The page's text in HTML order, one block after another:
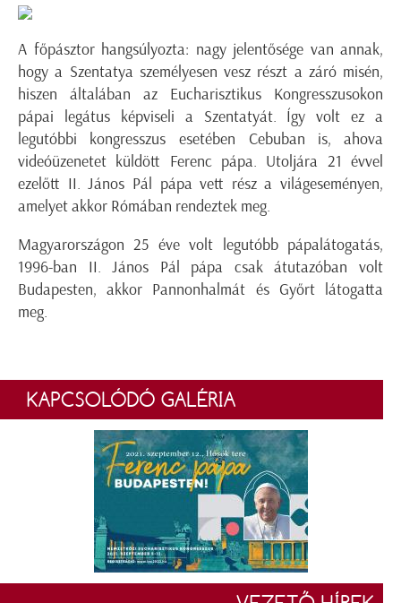
A főpásztor hangsúlyozta: nagy jelentősége van annak,
hogy a Szentatya személyesen vesz részt a záró misén,
hiszen általában az Eucharisztikus Kongresszusokon
pápai legátus képviseli a Szentatyát. Így volt ez a
legutóbbi kongresszusesetében Cebuban is, ahova
videóüzenetet küldött Ferenc pápa. Utoljára 21 évvel
ezelőtt II. János Pál pápa vett rész a világeseményen,
amelyet akkor Rómában rendeztek meg.
Magyarországon 25 éve volt legutóbb pápalátogatás,
1996-ban II. János Pál pápa csak átutazóban volt
Budapesten, akkor Pannonhalmát és Győrt látogatta
meg.
KAPCSOLÓDÓ GALÉRIA